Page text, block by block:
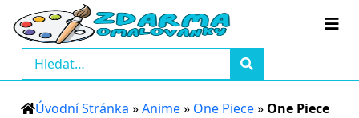
Úvodní Stránka »Anime» One Piece» One Piece